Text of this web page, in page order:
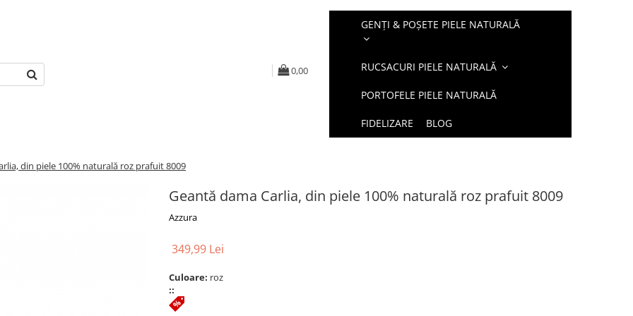
0,00
GENȚI & POȘETE PIELE NATURALĂ
RUCSACURI PIELE NATURALĂ
PORTOFELE PIELE NATURALĂ
FIDELIZARE BLOG
din piele 100% naturală roz prafuit 8009
Geantă dama Carlia, din piele 100% naturală roz prafuit 8009
Azzura
349,99 Lei
Culoare: roz
::